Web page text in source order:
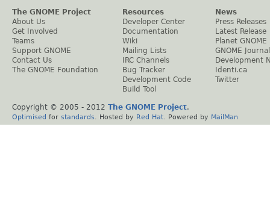
The GNOME Project
About Us
Get Involved
Teams
Support GNOME
Contact Us
The GNOME Foundation
Resources
Developer Center
Documentation
Wiki
Mailing Lists
IRC Channels
Bug Tracker
Development Code
Build Tool
News
Press Releases
Latest Release
Planet GNOME
GNOME Journal
Development
Identi.ca
Twitter
Copyright © 2005 - 2012 The GNOME Project.
Optimised for standards . Hosted by Red Hat . Powered by MailMan